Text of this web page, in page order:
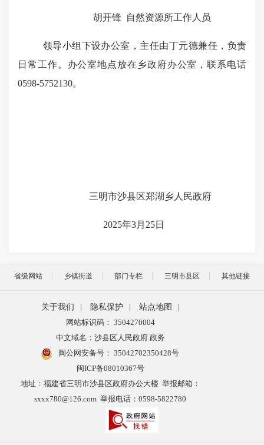
胡开锋 自然资源所工作人员
领导小组下设办公室，主任由丁元德兼任，负责
日常工作。办公室地点放在乡政府办公室，联系电话
0598-5752130。
三明市沙县区郑湖乡人民政府
2025年3月 25日
省级网站 乡镇街道 部门专栏 三明市县区 其他链接
关于我们 隐私保护 站点地图
网站标识码： 3504270004
中文域名：沙县区人民政府.政务
闽公网安备号： 35042702350428号
闽ICP备08010367号
地址：福建省三明市沙县区政府办公大楼 举报邮箱：
sxxx780@126.com 举报电话：0598-5822780